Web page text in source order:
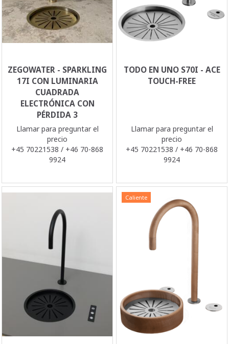
ZEGOWATER - SPARKLING
17I CON LUMINARIA
CUADRADA
ELECTRÓNICA CON
PÉRDIDA 3
Llamar para preguntar el
precio
+45 70221538 / +46 70-868
9924
TODO EN UNO S70I - ACE
TOUCH-FREE
Llamar para preguntar el
precio
+45 70221538 / +46 70-868
9924
Caliente